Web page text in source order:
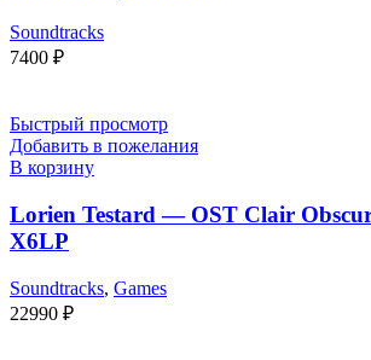
Soundtracks
7400 ₽
Быстрый просмотр
Добавить в пожелания
В корзину
Lorien Testard — OST Clair
X6LP
Soundtracks, Games
22990 ₽